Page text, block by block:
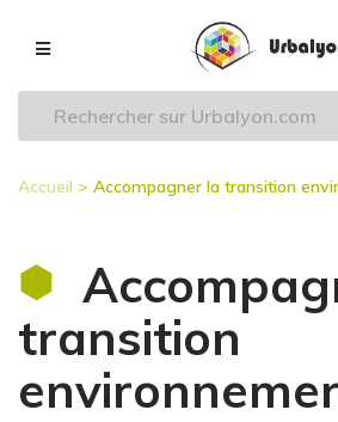
principal
Navigation
principale
d'Ariane
Accueil Accompagner la transition
transition